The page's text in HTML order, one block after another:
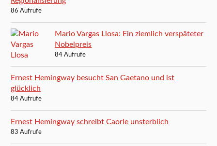
86 Aufrufe
Mario Vargas Llosa: Ein ziemlich verspäteter
Nobelpreis
84 Aufrufe
Ernest Hemingway besucht San Gaetano und ist
glücklich
84 Aufrufe
Ernest Hemingway schreibt Caorle unsterblich
83 Aufrufe